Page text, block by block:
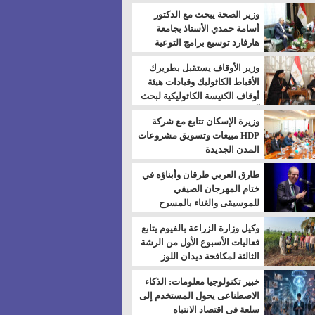
بالسويس
وزير الصحة يبحث مع الدكتور
أسامة حمدي الأستاذ بجامعة
هارفارد توسيع برامج التوعية
بمرض السكري
وزير الأوقاف يستقبل بطريرك
الأقباط الكاثوليك وقيادات هيئة
أوقاف الكنيسة الكاثوليكية لبحث
آفاق التعاون المشترك
وزيرة الإسكان تتابع مع شركة
HDP مبيعات وتسويق مشروعات
المدن الجديدة
طارق العربي طرقان وأبناؤه في
ختام المهرجان الصيفي
للموسيقى والغناء بالمسرح
المكشوف
وكيل وزارة الزراعة بالفيوم يتابع
فعاليات الأسبوع الأول من الرشة
الثالثة لمكافحة ديدان اللوز
للقطن
خبير تكنولوجيا معلومات: الذكاء
الاصطناعى يحول المستخدم إلى
سلعة فى اقتصاد الانتباه